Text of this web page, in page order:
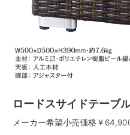
ロードスサイドテーブ
メーカー希望小売価格￥